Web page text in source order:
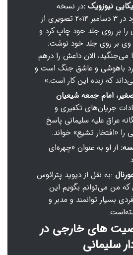
نیوزویک :در نسخه
بین‌المللی خود در ۳ دسامبر ۲۰۱۴ تصویری از
را بر روی جلد خود چاپ کرد و
وی بر روی جلد خود نوشت:
می‌جنگید، الان داعش را درهم
باهوشی و عاشق جنگ است و
که زبده این کار است.»
امام جمعه شیعیان
جریان‌های تکفیری و
عراق علیه سلیمانی پاسخ
را «افتخار تشیع» خواند.
از او به عنوان «چهره‌ای
:به نقل از دیوید پترائوس
من می‌توانم بگویم این
بسیار توانمند و مدبر و
های خارجی در
سلیمانی